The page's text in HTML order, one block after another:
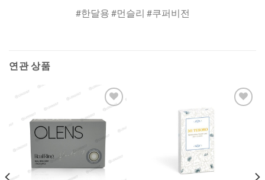
#한달용 #먼슬리 #쿠퍼비전
연관 상품
Wishlist